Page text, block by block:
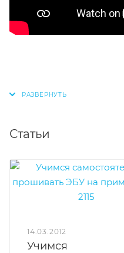
Статьи
14.03.2012
Учимся